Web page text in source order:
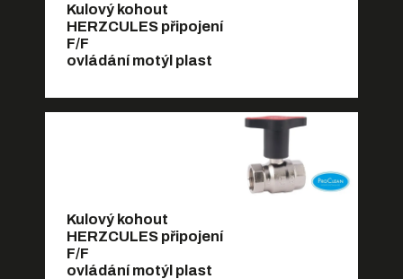
Kulový kohout
HERZCULES připojení
F/F
ovládání motýl plast
Kulový kohout
HERZCULES připojení
F/F
ovládání motýl plast